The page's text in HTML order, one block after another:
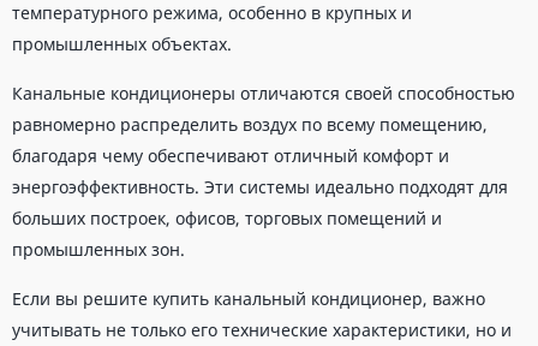
температурного режима, особенно в крупных и
промышленных объектах.
Канальные кондиционеры отличаются своей способностью
равномерно распределить воздух по всему помещению,
благодаря чему обеспечивают отличный комфорт и
энергоэффективность. Эти системы идеально подходят для
больших построек, офисов, торговых помещений и
промышленных зон.
Если вы решите купить канальный кондиционер, важно
учитывать не только его технические характеристики, но и